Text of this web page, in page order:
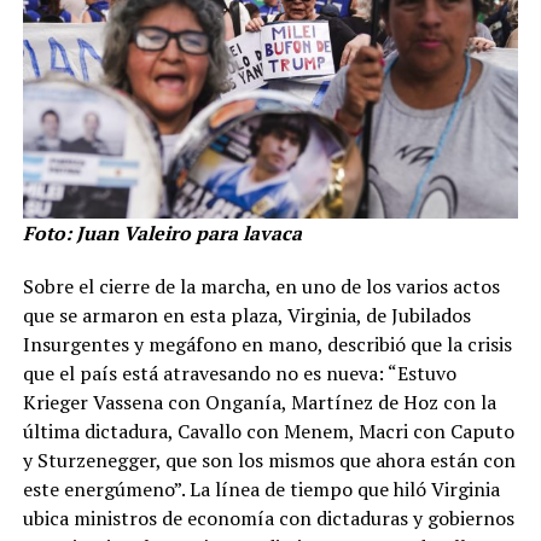
Foto: Juan Valeiro para lavaca
Sobre el cierre de la marcha, en uno de los varios actos
que se armaron en esta plaza, Virginia, de Jubilados
Insurgentes y megáfono en mano, describió que la crisis
que el país está atravesando no es nueva: “Estuvo
Krieger Vassena con Onganía, Martínez de Hoz con la
última dictadura, Cavallo con Menem, Macri con Caputo
y Sturzenegger, que son los mismos que ahora están con
este energúmeno”. La línea de tiempo que hiló Virginia
ubica ministros de economía con dictaduras y gobiernos